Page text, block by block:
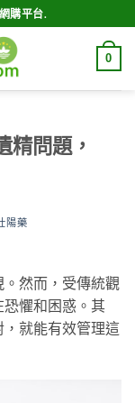
購平台.
0
精問題，
陽藥
。然而，受傳統觀
懼和困惑。其
就能有效管理這